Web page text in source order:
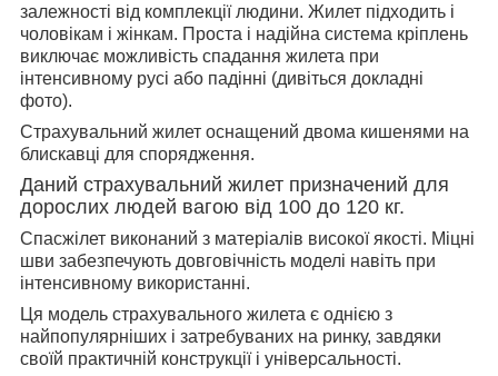
залежності від комплекції людини. Жилет підходить і
чоловікам і жінкам. Проста і надійна система кріплень
виключає можливість спадання жилета при
інтенсивному русі або падінні (дивіться докладні
фото).
Страхувальний жилет оснащений двома кишенями на
блискавці для спорядження.
Даний страхувальний жилет призначений для
дорослих людей вагою від 100 до 120 кг.
Спасжілет виконаний з матеріалів високої якості. Міцні
шви забезпечують довговічність моделі навіть при
інтенсивному використанні.
Ця модель страхувального жилета є однією з
найпопулярніших і затребуваних на ринку, завдяки
своїй практичній конструкції і універсальності.